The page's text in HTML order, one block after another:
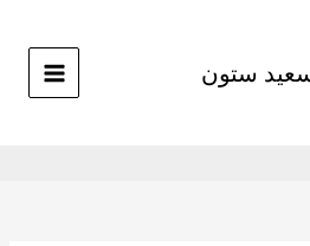
ستون